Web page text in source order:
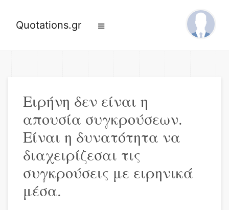
Quotations.gr
Ειρήνη δεν είναι η
απουσία συγκρούσεων.
Είναι η δυνατότητα να
διαχειρίζεσαι τις
συγκρούσεις με ειρηνικά
μέσα.